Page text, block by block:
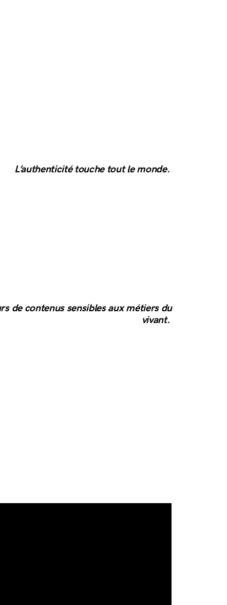
L’authenticité touche tout le monde.
de contenus sensibles aux métiers du
vivant.